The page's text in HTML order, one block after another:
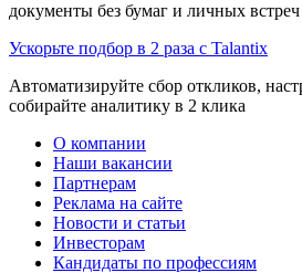
документы без бумаг и личных встреч
Ускорьте подбор в 2 раза с Talantix
Автоматизируйте сбор откликов,
собирайте аналитику в 2 клика
О компании
Наши вакансии
Партнерам
Реклама на сайте
Новости и статьи
Инвесторам
Кандидаты по профессиям